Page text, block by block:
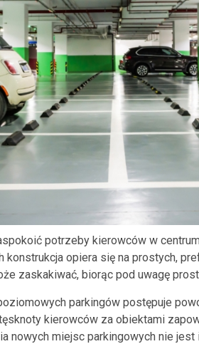
potrzeby kierowców w
opiera się na prostych,
zaskakiwać, biorąc pod uwagę
parkingów postępuje
kierowców za obiektami
nowych miejsc parkingowych nie